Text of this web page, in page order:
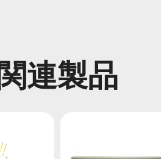
関連製品